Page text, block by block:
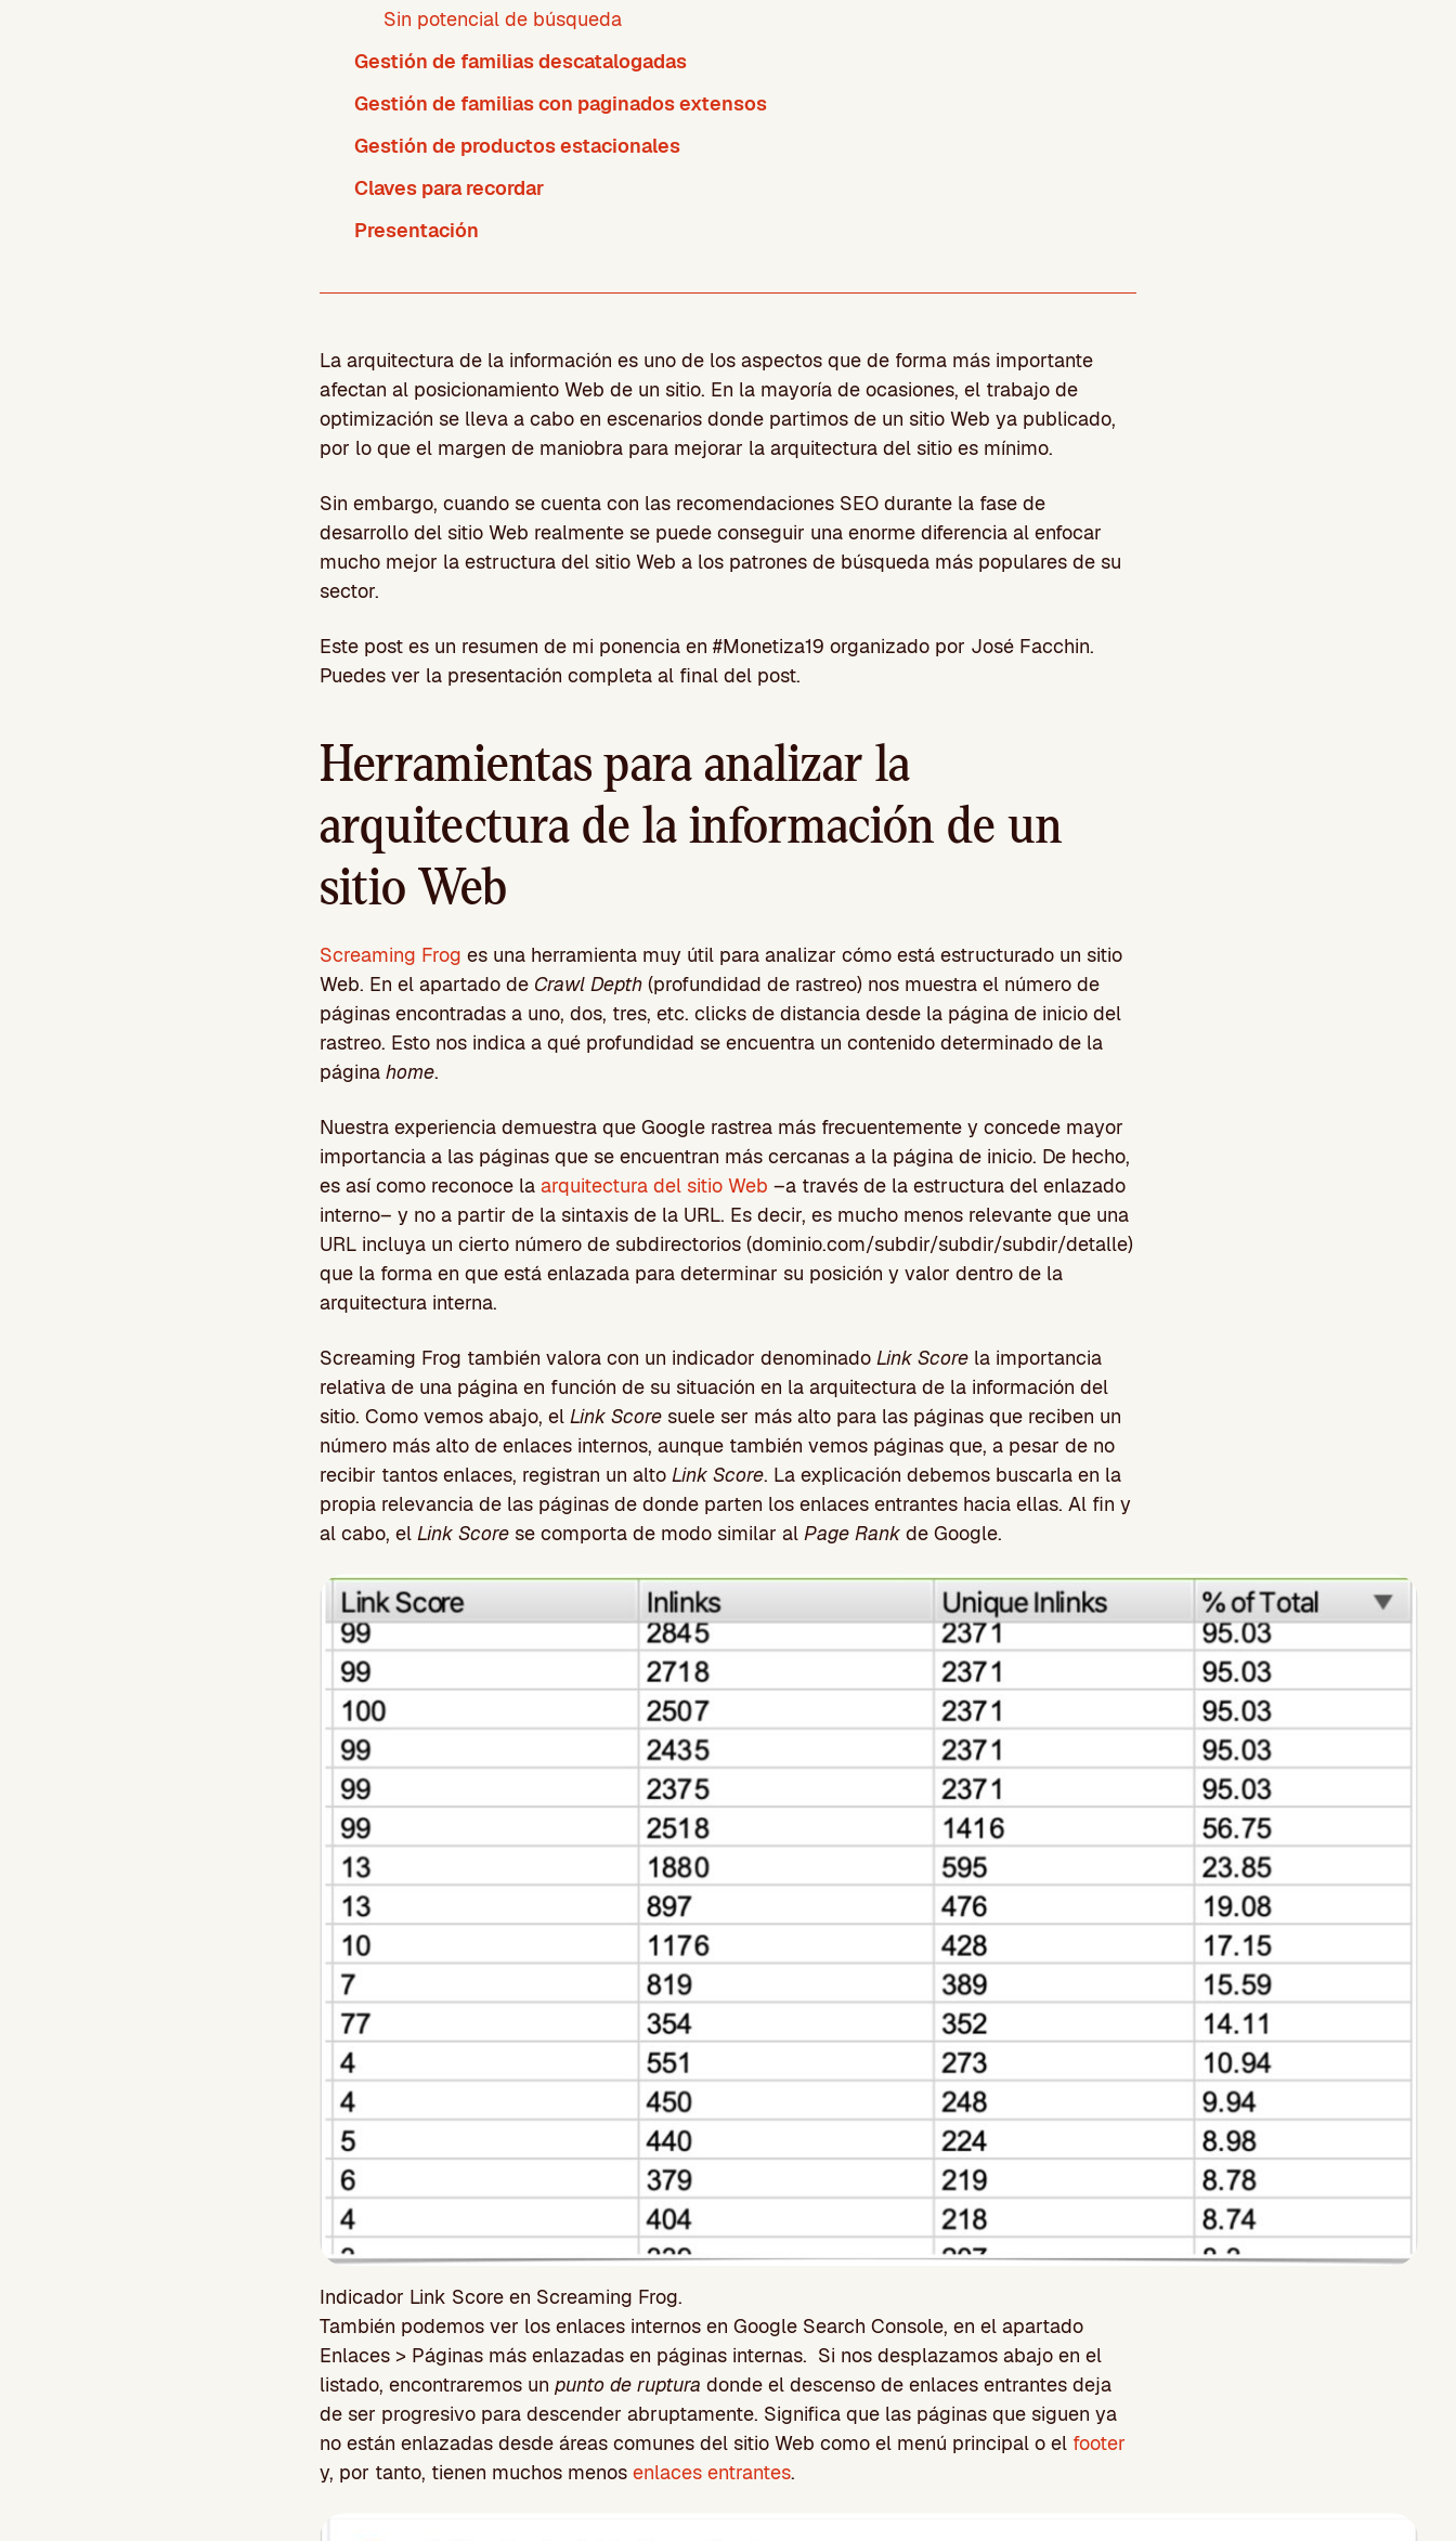
Sin potencial de búsqueda
Gestión de familias descatalogadas
Gestión de familias con paginados extensos
Gestión de productos estacionales
Claves para recordar
Presentación
La arquitectura de la información es uno de los aspectos que de forma más importante
afectan al posicionamiento Web de un sitio. En la mayoría de ocasiones, el trabajo de
optimización se lleva a cabo en escenarios donde partimos de un sitio Web ya publicado,
por lo que el margen de maniobra para mejorar la arquitectura del sitio es mínimo.
Sin embargo, cuando se cuenta con las recomendaciones SEO durante la fase de
desarrollo del sitio Web realmente se puede conseguir una enorme diferencia al enfocar
mucho mejor la estructura del sitio Web a los patrones de búsqueda más populares de su
sector.
Este post es un resumen de mi ponencia en #Monetiza19 organizado por José Facchin.
Puedes ver la presentación completa al final del post.
Herramientas para analizar la
arquitectura de la información de un
sitio Web
Screaming Frog es una herramienta muy útil para analizar cómo está estructurado un sitio
Web. En el apartado de Crawl Depth (profundidad de rastreo) nos muestra el número de
páginas encontradas a uno, dos, tres, etc. clicks de distancia desde la página de inicio del
rastreo. Esto nos indica a qué profundidad se encuentra un contenido determinado de la
página home.
Nuestra experiencia demuestra que Google rastrea más frecuentemente y concede mayor
importancia a las páginas que se encuentran más cercanas a la página de inicio. De hecho,
es así como reconoce la arquitectura del sitio Web –a través de la estructura del enlazado
interno– y no a partir de la sintaxis de la URL. Es decir, es mucho menos relevante que una
URL incluya un cierto número de subdirectorios (dominio.com/subdir/subdir/subdir/detalle)
que la forma en que está enlazada para determinar su posición y valor dentro de la
arquitectura interna.
Screaming Frog también valora con un indicador denominado Link Score la importancia
relativa de una página en función de su situación en la arquitectura de la información del
sitio. Como vemos abajo, el Link Score suele ser más alto para las páginas que reciben un
número más alto de enlaces internos, aunque también vemos páginas que, a pesar de no
recibir tantos enlaces, registran un alto Link Score. La explicación debemos buscarla en la
propia relevancia de las páginas de donde parten los enlaces entrantes hacia ellas. Al fin y
al cabo, el Link Score se comporta de modo similar al Page Rank de Google.
Indicador Link Score en Screaming Frog.
También podemos ver los enlaces internos en Google Search Console, en el apartado
Enlaces > Páginas más enlazadas en páginas internas. Si nos desplazamos abajo en el
listado, encontraremos un punto de ruptura donde el descenso de enlaces entrantes deja
de ser progresivo para descender abruptamente. Significa que las páginas que siguen ya
no están enlazadas desde áreas comunes del sitio Web como el menú principal o el footer
y, por tanto, tienen muchos menos enlaces entrantes.